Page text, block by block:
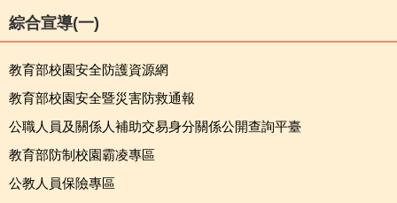
綜合宣導(一)
教育部校園安全防護資源網
教育部校園安全暨災害防救通報
公職人員及關係人補助交易身分關係公開查詢平臺
教育部防制校園霸凌專區
公教人員保險專區